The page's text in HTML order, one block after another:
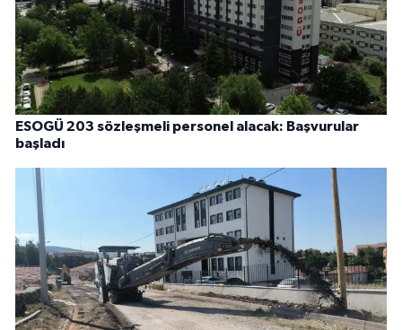
ESOGÜ 203 sözleşmeli personel alacak: Başvurular
başladı